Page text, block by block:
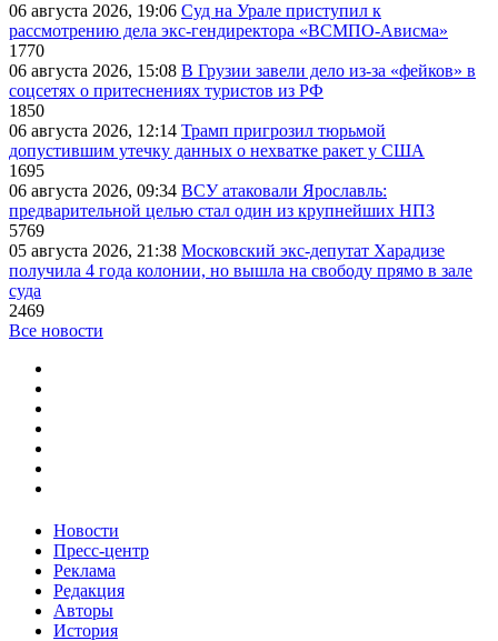
06 августа 2026, 19:06 Суд на Урале приступил к
рассмотрению дела экс-гендиректора «ВСМПО-Ависма»
1770
06 августа 2026, 15:08 В Грузии завели дело из-за «фейков» в
соцсетях о притеснениях туристов из РФ
1850
06 августа 2026, 12:14 Трамп пригрозил тюрьмой
допустившим утечку данных о нехватке ракет у США
1695
06 августа 2026, 09:34 ВСУ атаковали Ярославль:
предварительной целью стал один из крупнейших НПЗ
5769
05 августа 2026, 21:38 Московский экс-депутат Харадизе
получила 4 года колонии, но вышла на свободу прямо в зале
суда
2469
Все новости
Новости
Пресс-центр
Реклама
Редакция
Авторы
История